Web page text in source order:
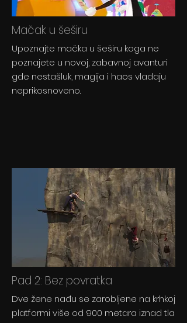
Mačak u šeširu
Upoznajte mačka u šeširu koga ne
poznajete u novoj, zabavnoj avanturi
gde nestašluk, magija i haos vladaju
neprikosnoveno.
Pad 2: Bez povratka
Dve žene nađu se zarobljene na krhkoj
platformi više od 900 metara iznad tla